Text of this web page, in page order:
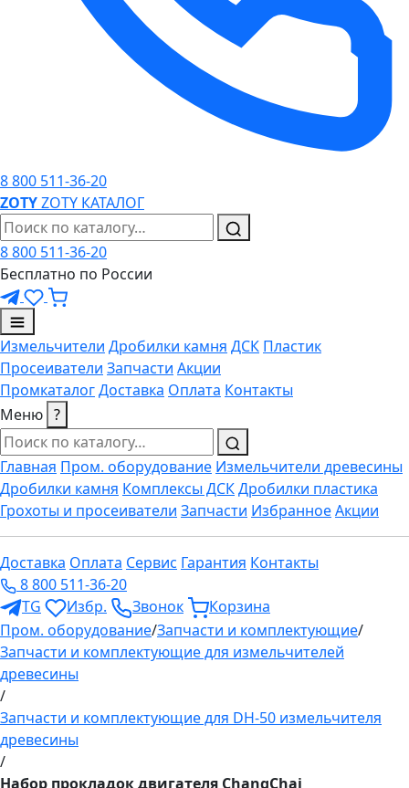
8 800 511-36-20
ZOTYZOTY КАТАЛОГ
8 800 511-36-20
Бесплатно по России
Измельчители Дробилки камня ДСК Пластик
Просеиватели Запчасти Акции
ПромкаталогДоставка Оплата Контакты
Меню ?
Главная Пром. оборудование Измельчители древесины
Дробилки камня Комплексы ДСКДробилки пластика
Грохоты и просеиватели Запчасти ИзбранноеАкции
Доставка Оплата Сервис Гарантия Контакты
8 800 511-36-20
TG
Избр. Звонок
Корзина
Пром. оборудование/Запчасти и комплектующие/
Запчасти и комплектующие для измельчителей
древесины
/
Запчасти и комплектующие для DH-50 измельчителя
древесины
/
Набор прокладок двигателя ChangChai